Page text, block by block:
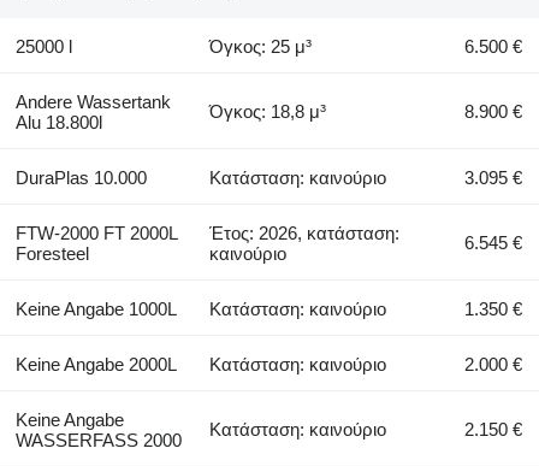
25000 l Όγκος: 25 μ³ 6.500 €
Andere Wassertank
Alu 18.800l
Όγκος: 18,8 μ³ 8.900 €
DuraPlas 10.000 Κατάσταση: καινούριο 3.095 €
FTW-2000 FT 2000L
Foresteel
Έτος: 2026, κατάσταση:
καινούριο
6.545 €
Keine Angabe 1000L Κατάσταση: καινούριο 1.350 €
Keine Angabe 2000L Κατάσταση: καινούριο 2.000 €
Keine Angabe
WASSERFASS 2000
Κατάσταση: καινούριο 2.150 €